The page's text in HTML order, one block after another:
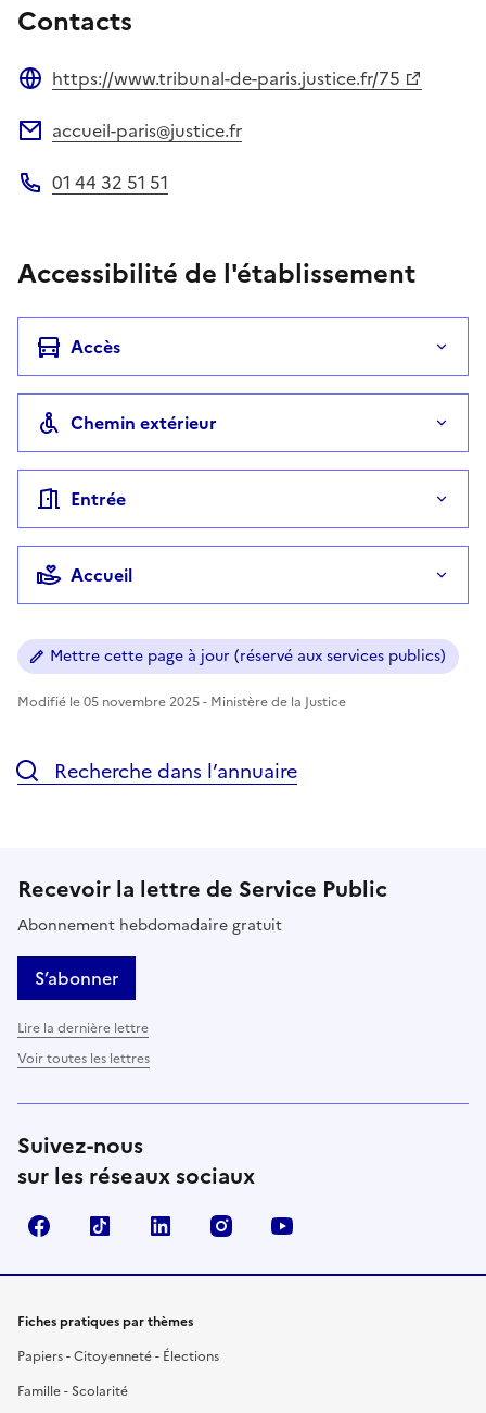
Contacts
https://www.tribunal-de-paris.justice.fr/75
accueil-paris@justice.fr
01 44 32 51 51
Accessibilité de l'établissement
Accès
Chemin extérieur
Entrée
Accueil
Mettre cette page à jour (réservé aux services publics)
Modifié le 05 novembre 2025 - Ministère de la Justice
Recherche dans l’annuaire
Recevoir la lettre de Service Public
Abonnement hebdomadaire gratuit
S’abonner
Lire la dernière lettre
Voir toutes les lettres
Suivez-nous
sur les réseaux sociaux
FacebookTikTok LinkedIn Instagram
Fiches pratiques par thèmes
Papiers - Citoyenneté - Élections
Famille - Scolarité